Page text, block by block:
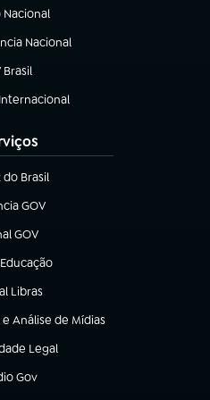
Nacional
Nacional
aba)
Brasilem nova aba)
aba)
do Brasil
nova aba)
GOV
nova aba)
GOV
em nova aba)
nova aba)
Libras
em nova aba)
Análise de Mídias
Legal
nova aba)
Gov
em nova aba)